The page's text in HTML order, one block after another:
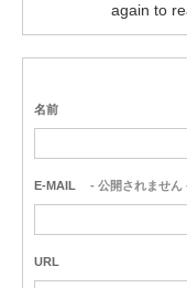
again to
名前
E-MAIL - 公開されません
URL